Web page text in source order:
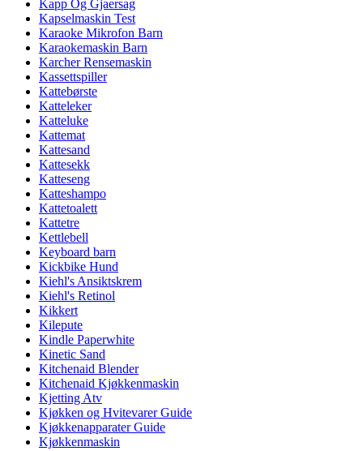
Kapp Og Gjaersag
Kapselmaskin Test
Karaoke Mikrofon Barn
Karaokemaskin Barn
Karcher Rensemaskin
Kassettspiller
Kattebørste
Katteleker
Katteluke
Kattemat
Kattesand
Kattesekk
Katteseng
Katteshampo
Kattetoalett
Kattetre
Kettlebell
Keyboard barn
Kickbike Hund
Kiehl's Ansiktskrem
Kiehl's Retinol
Kikkert
Kilepute
Kindle Paperwhite
Kinetic Sand
Kitchenaid Blender
Kitchenaid Kjøkkenmaskin
Kjetting Atv
Kjøkken og Hvitevarer Guide
Kjøkkenapparater Guide
Kjøkkenmaskin